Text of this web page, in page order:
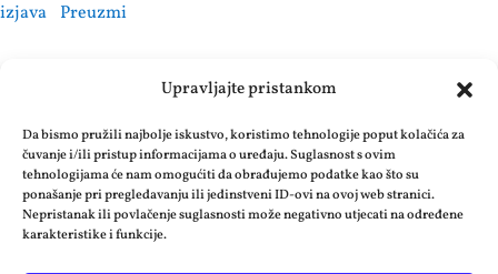
Upravljajte pristankom
Da bismo pružili najbolje iskustvo, koristimo tehnologije poput kolačića za
čuvanje i/ili pristup informacijama o uređaju. Suglasnost s ovim
tehnologijama će nam omogućiti da obrađujemo podatke kao što su
ponašanje pri pregledavanju ili jedinstveni ID-ovi na ovoj web stranici.
Nepristanak ili povlačenje suglasnosti može negativno utjecati na određene
karakteristike i funkcije.
izjava Preuzmi
OPĆINA POSUŠJE, Fra Grge Martića 30
88240, Posušje Bosna i Hercegovina